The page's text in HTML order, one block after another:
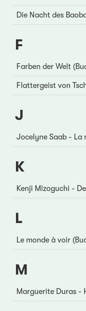
Die Nacht des
F
Farben der Welt
Flattergeist von
J
Jocelyne Saab - La
K
Kenji Mizoguchi -
L
Le monde à voir
M
Marguerite Duras -